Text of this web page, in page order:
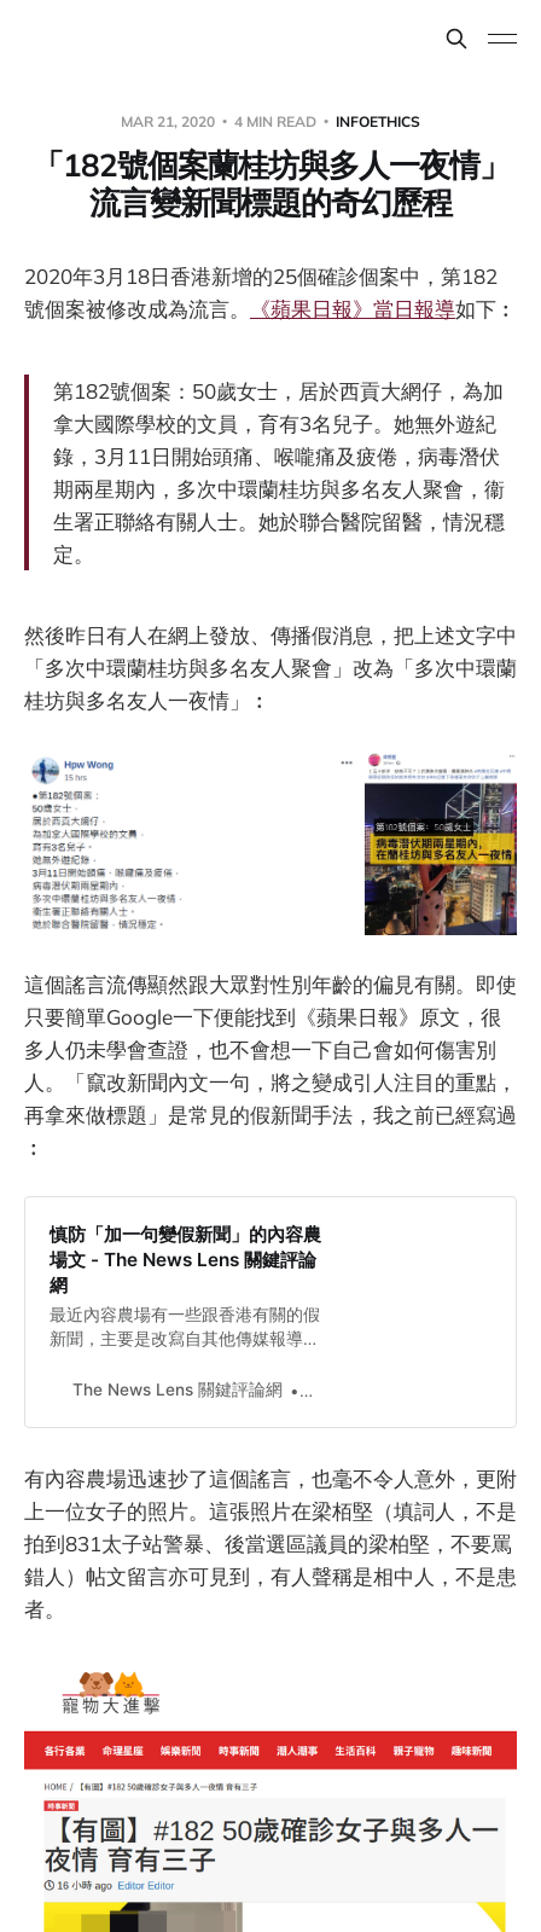
MAR 21, 2020 4 MIN READ INFOETHICS
「182號個案蘭桂坊與多人一夜情」
流言變新聞標題的奇幻歷程
2020年3月18日香港新增的25個確診個案中，第182
號個案被修改成為流言。
《蘋果日報》當日報導如下︰
第182號個案：50歲女士，居於西貢大網仔，為加
拿大國際學校的文員，育有3名兒子。她無外遊紀
錄，3月11日開始頭痛、喉嚨痛及疲倦，病毒潛伏
期兩星期內，多次中環蘭桂坊與多名友人聚會，衞
生署正聯絡有關人士。她於聯合醫院留醫，情況穩
定。
然後昨日有人在網上發放、傳播假消息，把上述文字中
「多次中環蘭桂坊與多名友人聚會」改為「多次中環蘭
桂坊與多名友人一夜情」︰
這個謠言流傳顯然跟大眾對性別年齡的偏見有關。即使
只要簡單Google一下便能找到《蘋果日報》原文，很
多人仍未學會查證，也不會想一下自己會如何傷害別
人。「竄改新聞內文一句，將之變成引人注目的重點，
再拿來做標題」是常見的假新聞手法，我之前已經寫過
︰
慎防「加一句變假新聞」的內容農
場文 - The News Lens 關鍵評論
網
最近內容農場有一些跟香港有關的假
新聞，主要是改寫自其他傳媒報導，
The News Lens 關鍵評論網
Kayue
有內容農場迅速抄了這個謠言，也毫不令人意外，更附
上一位女子的照片。這張照片在梁栢堅（填詞人，不是
拍到831太子站警暴、後當選區議員的梁柏堅，不要罵
錯人）帖文留言亦可見到，有人聲稱是相中人，不是患
者。